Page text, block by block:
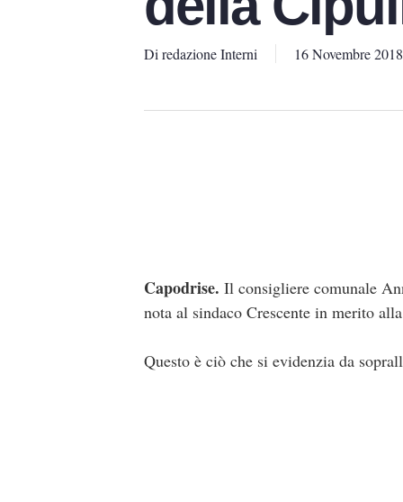
Di redazione Interni 16 Novembre 2018
Capodrise. Il consigliere comunale
nota al sindaco Crescente in merito
Questo è ciò che si evidenzia da